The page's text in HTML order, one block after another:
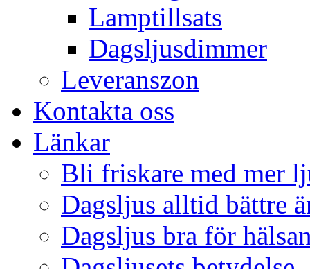
Lamptillsats
Dagsljusdimmer
Leveranszon
Kontakta oss
Länkar
Bli friskare med mer
Dagsljus alltid bättre
Dagsljus bra för